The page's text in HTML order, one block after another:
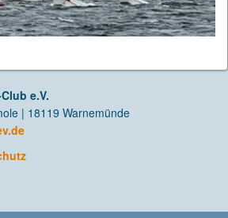
e.V.
| 18119 Warnemünde